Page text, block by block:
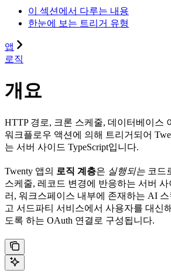
이 섹션에서 다루는 내용
한눈에 보는 트리거 유형
앱
로직
개요
HTTP 경로, 크론 스케줄, 데이터베이스
워크플로우 액션에 의해 트리거되어
는 서버 사이드 TypeScript입니다.
Twenty 앱의 로직 계층은 실행되는 코드
스케줄, 레코드 변경에 반응하는 서버 사
러, 워크스페이스 내부에 존재하는 AI 스
고 서드파티 서비스에서 사용자를 대신
도록 하는 OAuth 연결로 구성됩니다.